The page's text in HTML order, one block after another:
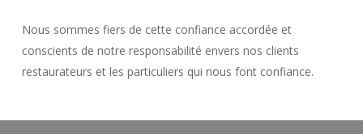
Nous sommes fiers de cette confiance accordée et
conscients de notre responsabilité envers nos clients
restaurateurs et les particuliers qui nous font confiance.